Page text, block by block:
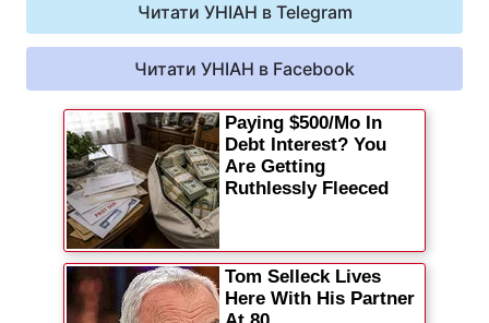
Читати УНІАН в Telegram
Читати УНІАН в Facebook